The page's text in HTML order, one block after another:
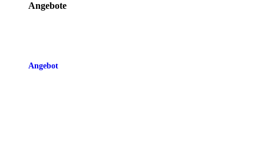
Angebote
Angebot